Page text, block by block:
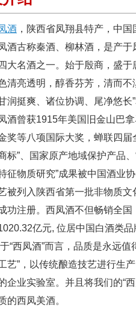
酒 ，陕西省凤翔县特产，中
酒古称秦酒、柳林酒，是产于
大名酒之一。始于殷商，盛
清亮透明，醇香芬芳，清而
润挺爽、诸位协调、尾净悠长
酒曾获1915年美国旧金山巴
奖等八项国际大奖，蝉联四届
标”、国家原产地域保护产品
征物质研究”成果被中国酒业
被列入陕西省第一批非物质
功注册。西凤酒不但畅销全
亿元, 位居中国白酒类
“西凤酒”而言，品质是永远值
艺”，以传统酿造技艺进行生
企业实验室。并且将我们的“
的西凤美酒。